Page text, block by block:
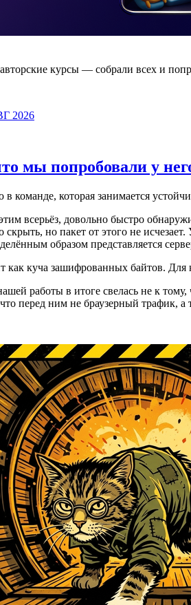
курсы — собрали всех и
2026
мы попробовали у
в команде, которая занимается
всерьёз, довольно быстро
но пакет от этого не
образом представляется
как куча зашифрованных байтов.
работы в итоге свелась не к
перед ним не браузерный трафик, а